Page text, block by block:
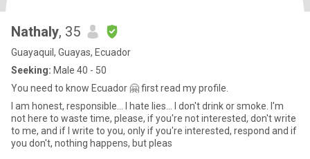
Nathaly, 35
Guayaquil, Guayas, Ecuador
Seeking: Male 40 - 50
You need to know Ecuador 🤗 first read my profile.
I am honest, responsible... I hate lies... I don't drink or smoke. I'm
not here to waste time, please, if you're not interested, don't write
to me, and if I write to you, only if you're interested, respond and if
you don't, nothing happens, but pleas